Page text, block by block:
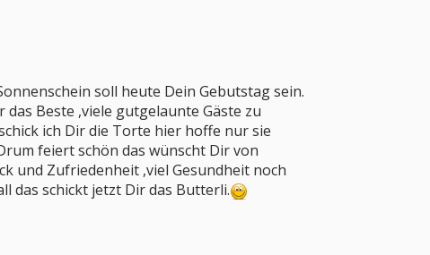
soll heute Dein Gebutstag sein.
Beste ,viele gutgelaunte Gäste zu
ich Dir die Torte hier hoffe nur sie
feiert schön das wünscht Dir von
und Zufriedenheit ,viel Gesundheit noch
das schickt jetzt Dir das Butterli.